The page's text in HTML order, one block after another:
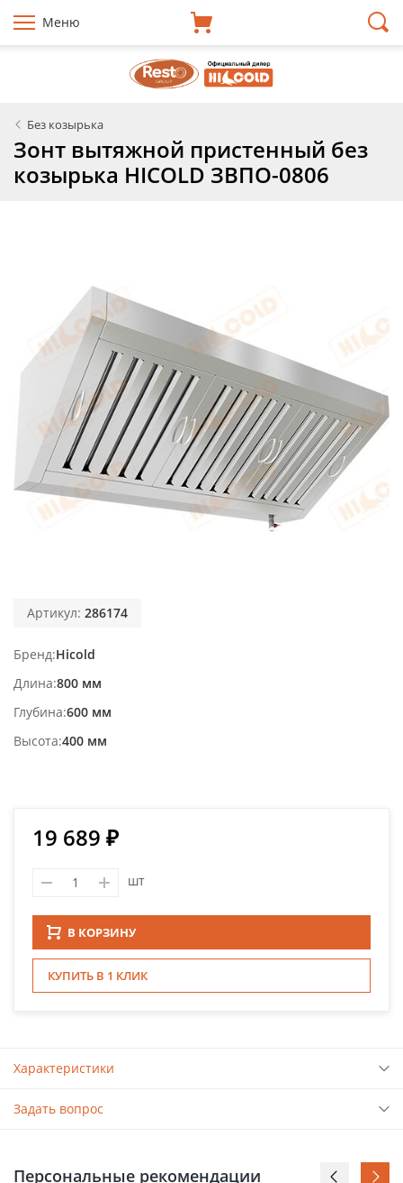
Меню
Без козырька
Зонт вытяжной пристенный без
козырька HICOLD ЗВПО-0806
Артикул: 286174
Бренд Hicold
Длина 800 мм
Глубина 600 мм
Высота 400 мм
19 689 ₽
шт
В КОРЗИНУ
КУПИТЬ В 1 КЛИК
Характеристики
Задать вопрос
Персональные рекомендации